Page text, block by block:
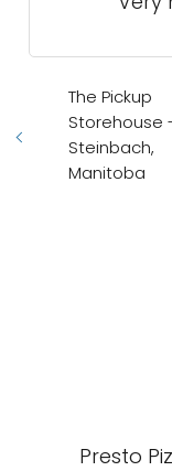
The Pickup
Storehouse
Steinbach,
Manitoba
Presto